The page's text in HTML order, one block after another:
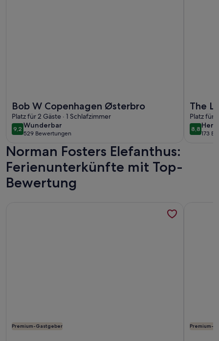
Bob W Copenhagen Østerbro
Platz für 2 Gäste · 1 Schlafzimmer
9,29,2 von 10
Wunderbar
wunderbar
529 Bewertungen
(529
bewertungen)
The
Platz für
8,88,8 von
173
(173
Norman Fosters Elefanthus:
Ferienunterkünfte mit Top-
Bewertung
Premium-Gastgeber
Weitere Infos zu Charming Apartment Near City Center Of
Premium-